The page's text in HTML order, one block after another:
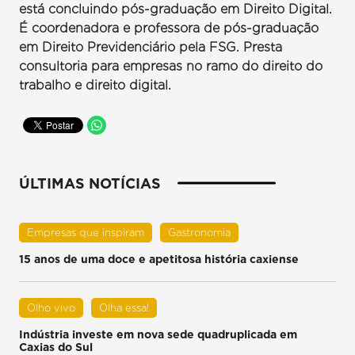
está concluindo pós-graduação em Direito Digital.
É coordenadora e professora de pós-graduação
em Direito Previdenciário pela FSG. Presta
consultoria para empresas no ramo do direito do
trabalho e direito digital.
ÚLTIMAS NOTÍCIAS
Empresas que inspiram Gastronomia
15 anos de uma doce e apetitosa história caxiense
Olho vivo Olha essa!
Indústria investe em nova sede quadruplicada em
Caxias do Sul